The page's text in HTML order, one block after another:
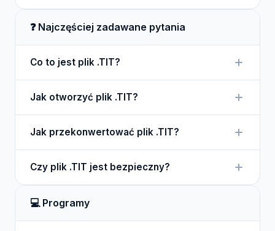
❓ Najczęściej zadawane pytania
Co to jest plik .TIT?
pociągów do przechowywania informacji o torach.
Jak otworzyć plik .TIT?
symulatora pociągów, która obsługuje ten format.
Jak przekonwertować plik .TIT?
plików .TIT, ponieważ są one specyficzne dla
danej gry.
Czy plik .TIT jest bezpieczny?
być pobierane tylko z oficjalnych źródeł.
💻 Programy